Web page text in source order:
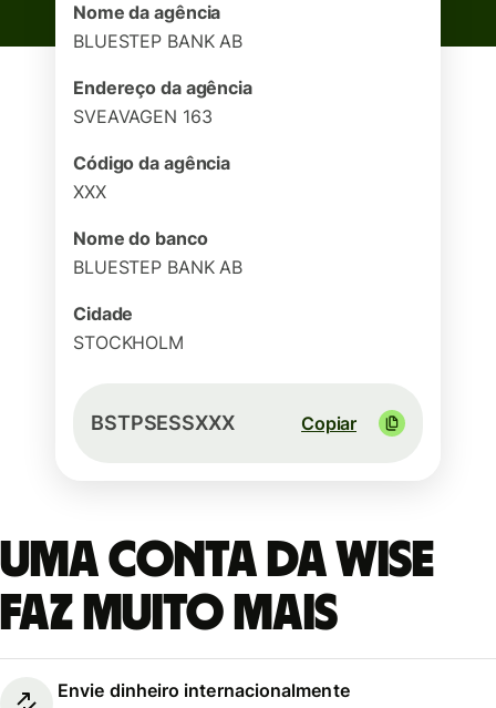
Nome da agência
BLUESTEP BANK AB
Endereço da agência
SVEAVAGEN 163
Código da agência
XXX
Nome do banco
BLUESTEP BANK AB
Cidade
STOCKHOLM
BSTPSESSXXX Copiar
Uma conta da Wise
faz muito mais
Envie dinheiro internacionalmente